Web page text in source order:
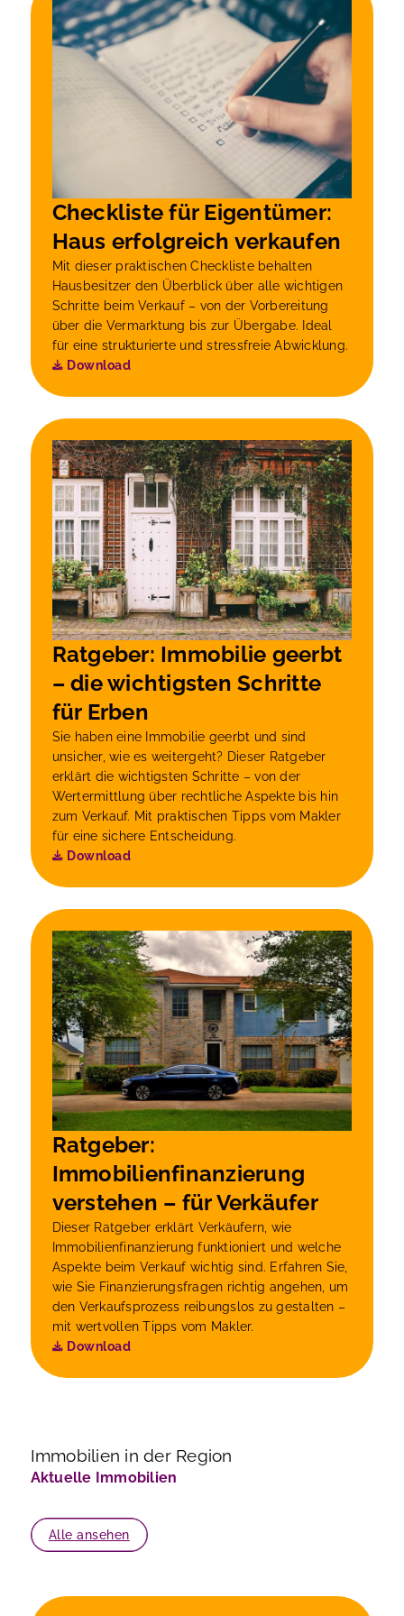
Checkliste für Eigentümer:
Haus erfolgreich verkaufen
Mit dieser praktischen Checkliste behalten
Hausbesitzer den Überblick über alle wichtigen
Schritte beim Verkauf – von der Vorbereitung
über die Vermarktung bis zur Übergabe. Ideal
für eine strukturierte und stressfreie Abwicklung.
Download
Ratgeber: Immobilie geerbt
– die wichtigsten Schritte
für Erben
Sie haben eine Immobilie geerbt und sind
unsicher, wie es weitergeht? Dieser Ratgeber
erklärt die wichtigsten Schritte – von der
Wertermittlung über rechtliche Aspekte bis hin
zum Verkauf. Mit praktischen Tipps vom Makler
für eine sichere Entscheidung.
Download
Ratgeber:
Immobilienfinanzierung
verstehen – für Verkäufer
Dieser Ratgeber erklärt Verkäufern, wie
Immobilienfinanzierung funktioniert und welche
Aspekte beim Verkauf wichtig sind. Erfahren Sie,
wie Sie Finanzierungsfragen richtig angehen, um
den Verkaufsprozess reibungslos zu gestalten –
mit wertvollen Tipps vom Makler.
Download
Immobilien in der Region
Aktuelle Immobilien
Alle ansehen